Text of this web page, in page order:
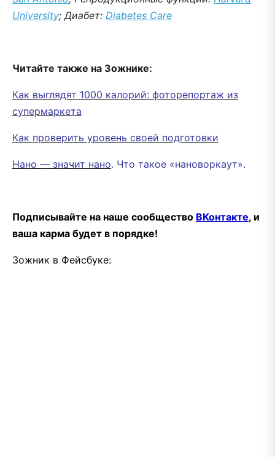
University; Диабет: Diabetes Care
Читайте также на Зожнике:
Как выглядят 1000 калорий: фоторепортаж из
супермаркета
Как проверить уровень своей подготовки
Нано — значит нано. Что такое «нановоркаут».
Подписывайте на наше сообщество ВКонтакте, и
ваша карма будет в порядке!
Зожник в Фейсбуке: